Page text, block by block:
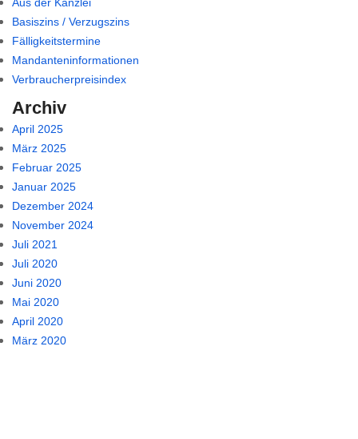
Basiszins / Verzugszins
Fälligkeitstermine
Mandanteninformationen
Verbraucherpreisindex
Archiv
April 2025
März 2025
Februar 2025
Januar 2025
Dezember 2024
November 2024
Juli 2021
Juli 2020
Juni 2020
Mai 2020
April 2020
März 2020